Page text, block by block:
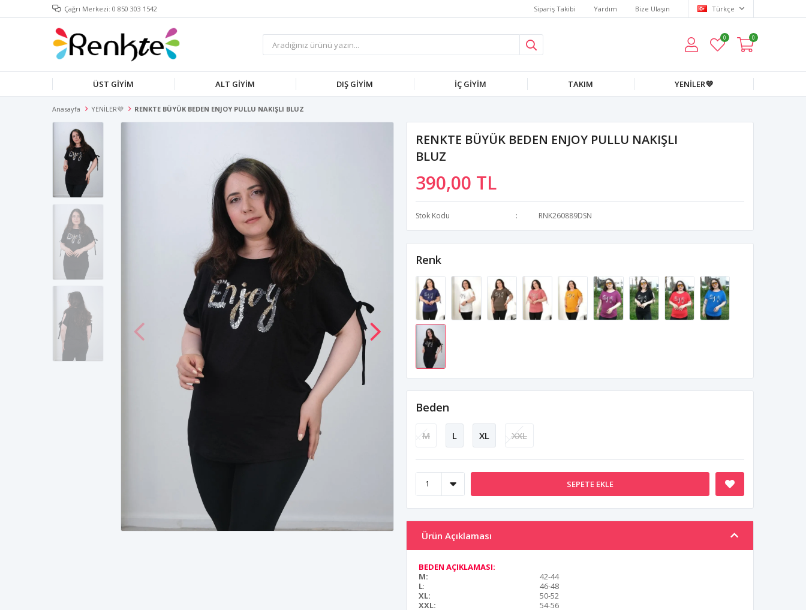
Çağrı Merkezi: 0 850 303 1542 Sipariş Takibi Yardım Bize Ulaşın Türkçe
0 0
ÜST GİYİM ALT GİYİM DIŞ GİYİM İÇ GİYİM TAKIM YENİLER💜
Anasayfa YENİLER💜 RENKTE BÜYÜK BEDEN ENJOY PULLU NAKIŞLI BLUZ
RENKTE BÜYÜK BEDEN ENJOY PULLU NAKIŞLI
BLUZ
390,00 TL
Stok Kodu RNK260889DSN
Renk
Beden
M L XL XXL
SEPETE EKLE
Ürün Açıklaması
BEDEN AÇIKLAMASI:
M:
42-44
L:
46-48
XL:
50-52
XXL:
54-56